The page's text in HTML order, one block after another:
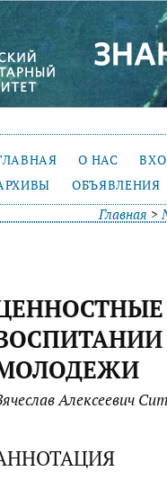
О НАС
ОБЪЯВЛЕНИЯ
Главная >
Алексеевич